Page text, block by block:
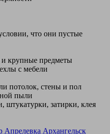
что они пустые
крупные предметы
с мебели
потолок, стены и пол
пыли
штукатурки, затирки, клея
Апрелевка Архангельск